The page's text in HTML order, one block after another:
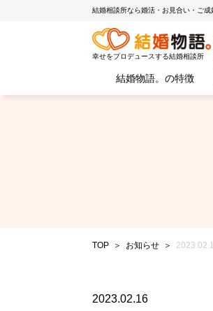
結婚相談所なら婚活・お見合い・ご
幸せをプロデュースする結婚相談所
結婚物語。の特徴
TOP お知らせ
2023.02.16